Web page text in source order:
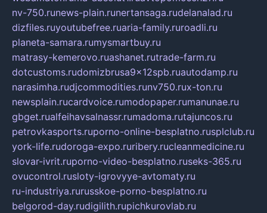
nv-750.runews-plain.runertansaga.rudelanalad.ru
dizfiles.ruyoutubefree.ruaria-family.ruroadli.ru
planeta-samara.rumysmartbuy.ru
matrasy-kemerovo.ruashanet.rutrade-farm.ru
dotcustoms.rudomizbrusa9x12spb.ruautodamp.ru
narasimha.rudjcommodities.runv750.rux-ton.ru
newsplain.rucardvoice.rumodopaper.rumanunae.ru
gbget.rualfeihavsalnassr.rumadoma.rutajuncos.ru
petrovkasports.ruporno-online-besplatno.rusplclub.ru
york-life.rudoroga-expo.ruribery.rucleanmedicine.ru
slovar-ivrit.ruporno-video-besplatno.ruseks-365.ru
ovucontrol.rusloty-igrovyye-avtomaty.ru
ru-industriya.rurusskoe-porno-besplatno.ru
belgorod-day.rudigilith.rupichkurovlab.ru